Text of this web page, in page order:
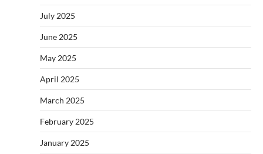
July 2025
June 2025
May 2025
April 2025
March 2025
February 2025
January 2025